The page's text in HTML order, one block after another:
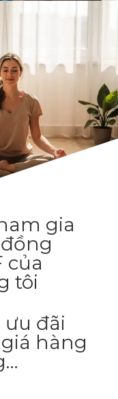
hiển thị
lập trên màn
vị trí và quan
các cảm biến
dụng sẽ hiển
vào Bắt đầu
tất." Bạn
vo ve nhẹ khi
tiết nhỏ nhưng
rằng mọi
phần
gia
của
tôi
ưu đãi
hàng